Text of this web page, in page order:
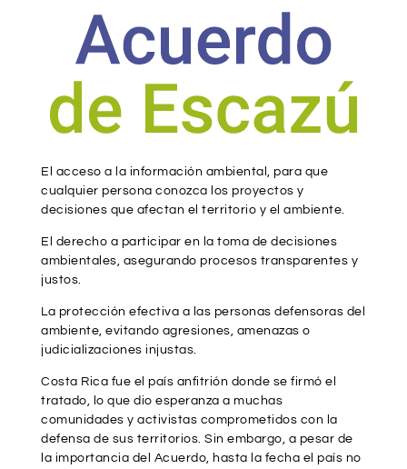
El acceso a la información ambiental, para que
cualquier persona conozca los proyectos y
decisiones que afectan el territorio y el ambiente.
El derecho a participar en la toma de decisiones
ambientales, asegurando procesos transparentes y
justos.
La protección efectiva a las personas defensoras del
ambiente, evitando agresiones, amenazas o
judicializaciones injustas.
Costa Rica fue el país anfitrión donde se firmó el
tratado, lo que dio esperanza a muchas
comunidades y activistas comprometidos con la
defensa de sus territorios. Sin embargo, a pesar de
la importancia del Acuerdo, hasta la fecha el país no